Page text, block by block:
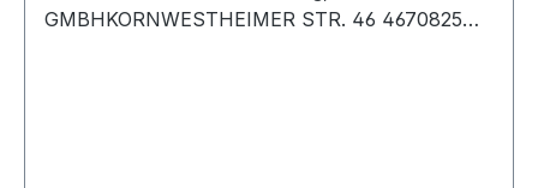
GMBHKORNWESTHEIMER STR. 46 4670825